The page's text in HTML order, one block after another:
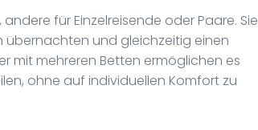
für Einzelreisende oder Paare. Sie
übernachten und gleichzeitig einen
mit mehreren Betten ermöglichen es
ohne auf individuellen Komfort zu